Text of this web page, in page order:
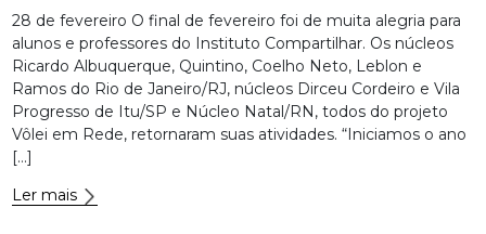
28 de fevereiro O final de fevereiro foi de muita alegria para
alunos e professores do Instituto Compartilhar. Os núcleos
Ricardo Albuquerque, Quintino, Coelho Neto, Leblon e
Ramos do Rio de Janeiro/RJ, núcleos Dirceu Cordeiro e Vila
Progresso de Itu/SP e Núcleo Natal/RN, todos do projeto
Vôlei em Rede, retornaram suas atividades. “Iniciamos o ano
[…]
Ler mais